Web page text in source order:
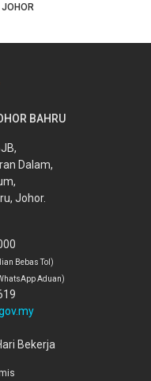
BAHRU
Dalam,
Johor.
Bebas Tol)
Aduan)
Bekerja